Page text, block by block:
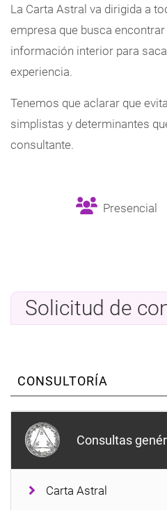
La Carta Astral va dirigida a
empresa que busca
información interior para
experiencia.
Tenemos que aclarar que
simplistas y determinantes
consultante.
Presencial
Solicitud de
CONSULTORÍA
Consultas
Carta Astral